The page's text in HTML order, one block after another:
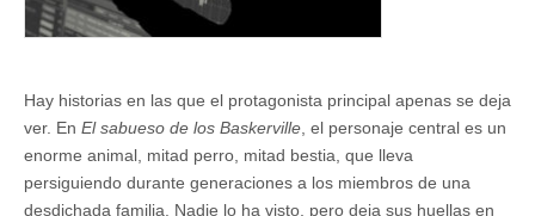
Hay historias en las que el protagonista principal apenas se deja
ver. En El sabueso de los Baskerville , el personaje central es un
enorme animal, mitad perro, mitad bestia, que lleva
persiguiendo durante generaciones a los miembros de una
desdichada familia. Nadie lo ha visto, pero deja sus huellas en